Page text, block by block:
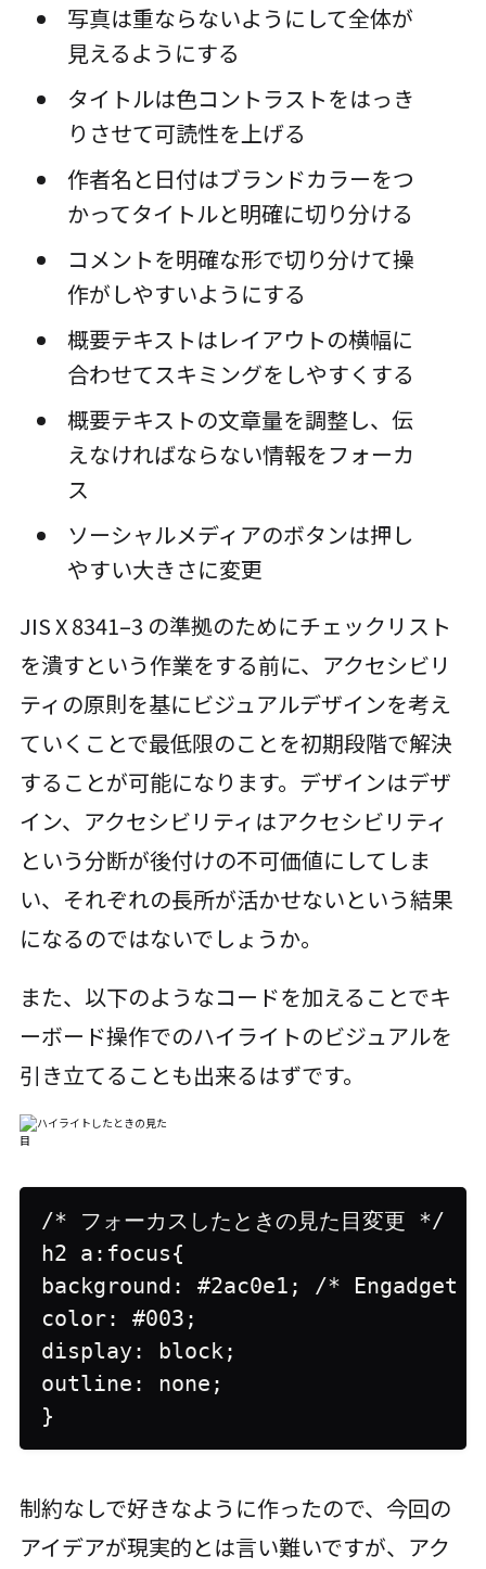
写真は重ならないようにして全体が
見えるようにする
タイトルは色コントラストをはっき
りさせて可読性を上げる
作者名と日付はブランドカラーをつ
かってタイトルと明確に切り分ける
コメントを明確な形で切り分けて操
作がしやすいようにする
概要テキストはレイアウトの横幅に
合わせてスキミングをしやすくする
概要テキストの文章量を調整し、伝
えなければならない情報をフォーカ
ス
ソーシャルメディアのボタンは押し
やすい大きさに変更
JIS X 8341–3 の準拠のためにチェックリスト
を潰すという作業をする前に、アクセシビリ
ティの原則を基にビジュアルデザインを考え
ていくことで最低限のことを初期段階で解決
することが可能になります。デザインはデザ
イン、アクセシビリティはアクセシビリティ
という分断が後付けの不可価値にしてしま
い、それぞれの長所が活かせないという結果
になるのではないでしょうか。
また、以下のようなコードを加えることでキ
ーボード操作でのハイライトのビジュアルを
引き立てることも出来るはずです。
/* フォーカスしたときの見た目変更 */
h2 a:focus{
background: #2ac0e1; /* Engadget
color: #003;
display: block;
outline: none;
}
制約なしで好きなように作ったので、今回の
アイデアが現実的とは言い難いですが、アク